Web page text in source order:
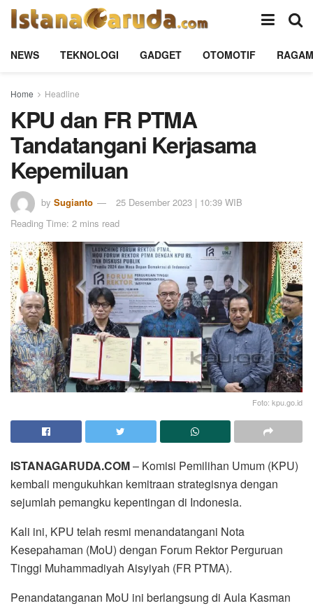
NEWS TEKNOLOGI GADGET OTOMOTIF RAGAM
Home Headline
KPU dan FR PTMA
Tandatangani Kerjasama
Kepemiluan
by Sugianto
25 Desember 2023 | 10:39 WIB
Reading Time: 2 mins read
Foto: kpu.go.id
ISTANAGARUDA.COM– Komisi Pemilihan Umum (KPU)
kembali mengukuhkan kemitraan strategisnya dengan
sejumlah pemangku kepentingan di Indonesia.
Kali ini, KPU telah resmi menandatangani Nota
Kesepahaman (MoU) dengan Forum Rektor Perguruan
Tinggi Muhammadiyah Aisyiyah (FR PTMA).
Penandatanganan MoU ini berlangsung di Aula Kasman